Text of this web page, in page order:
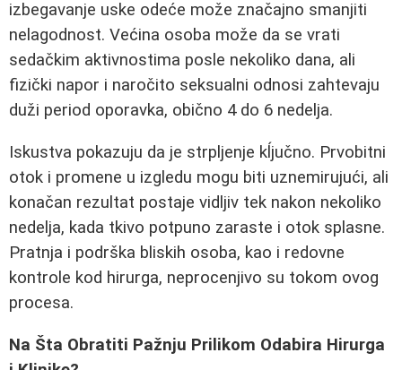
izbegavanje uske odeće može značajno smanjiti
nelagodnost. Većina osoba može da se vrati
sedačkim aktivnostima posle nekoliko dana, ali
fizički napor i naročito seksualni odnosi zahtevaju
duži period oporavka, obično 4 do 6 nedelja.
Iskustva pokazuju da je strpljenje kĺjučno. Prvobitni
otok i promene u izgledu mogu biti uznemirujući, ali
konačan rezultat postaje vidljiv tek nakon nekoliko
nedelja, kada tkivo potpuno zaraste i otok splasne.
Pratnja i podrška bliskih osoba, kao i redovne
kontrole kod hirurga, neprocenjivo su tokom ovog
procesa.
Na Šta Obratiti Pažnju Prilikom Odabira Hirurga